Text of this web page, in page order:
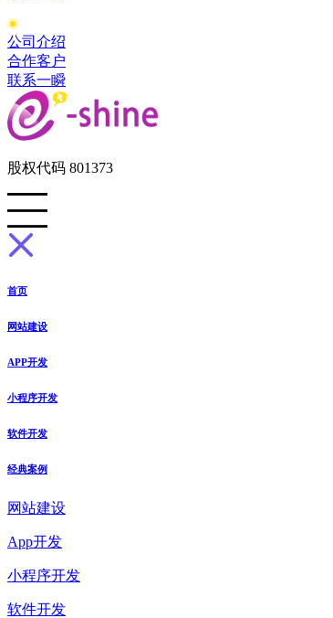
公司介绍
合作客户
联系一瞬
股权代码 801373
首页
网站建设
APP开发
小程序开发
软件开发
经典案例
网站建设
App开发
小程序开发
软件开发